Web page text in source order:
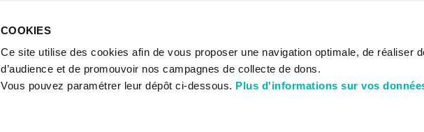
COOKIES
Ce site utilise des cookies afin de vous proposer une navigation optimale, de réaliser
d’audience et de promouvoir nos campagnes de collecte de dons.
Vous pouvez paramétrer leur dépôt ci-dessous. Plus d'informations sur vos